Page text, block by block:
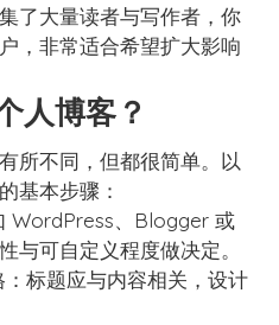
了大量读者与写作者，你
，非常适合希望扩大影响
人博客？
所不同，但都很简单。以
的基本步骤：
WordPress、Blogger 或
与可自定义程度做决定。
标题应与内容相关，设计